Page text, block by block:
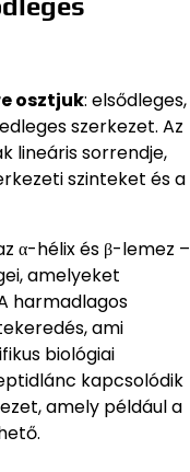
osztjuk: elsődleges,
szerkezet. Az
lineáris sorrendje,
szinteket és a
α-hélix és β-lemez –
amelyeket
harmadlagos
ami
biológiai
kapcsolódik
amely például a